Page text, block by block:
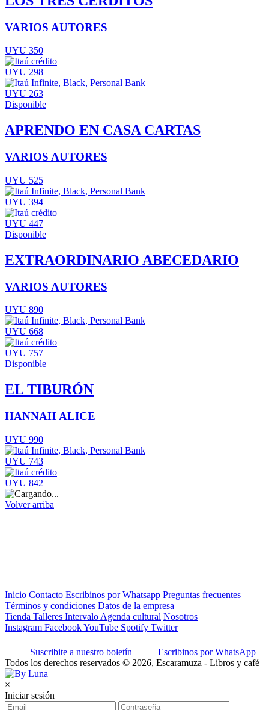
VARIOS AUTORES
UYU 350
UYU 298
UYU 263
Disponible
APRENDO EN CASA CARTAS
VARIOS AUTORES
UYU 525
UYU 394
UYU 447
Disponible
EXTRAORDINARIO ABECEDARIO
VARIOS AUTORES
UYU 890
UYU 668
UYU 757
Disponible
EL TIBURÓN
HANNAH ALICE
UYU 990
UYU 743
UYU 842
Volver arriba
Inicio Contacto Escribinos por Whatsapp Preguntas frecuentes
Términos y condiciones Datos de la empresa
Tienda Talleres Intervalo Agenda cultural Nosotros
Instagram FacebookYouTube Spotify Twitter
Suscribite a nuestro boletín
Escribinos por WhatsApp
Todos los derechos reservados © 2026, Escaramuza - Libros y café
×
Iniciar sesión